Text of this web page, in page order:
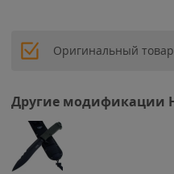
Оригинальный товар
Другие модификации